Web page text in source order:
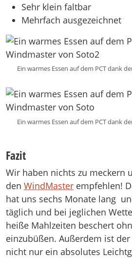
Sehr klein faltbar
Mehrfach ausgezeichnet
Ein warmes Essen auf dem PCT dank
Ein warmes Essen auf dem PCT dank
Fazit
Wir haben nichts zu meckern
den WindMaster empfehlen!
hat uns sechs Monate lang
täglich und bei jeglichen
heiße Mahlzeiten beschert
einzubüßen. Außerdem ist der
nicht nur ein absolutes